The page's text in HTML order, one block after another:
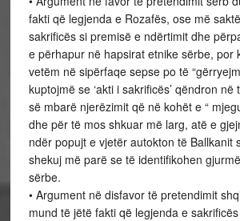
fakti që legjenda e Rozafës, ose më
sakrificës si premisë e ndërtimit dhe
e përhapur në hapsirat etnike sërbe, por
vetëm në sipërfaqe sepse po të
kuptojmë se ‘akti i sakrificës’ qëndron
së mbarë njerëzimit që në kohët e “
dhe për të mos shkuar më larg, atë e
ndër popujt e vjetër autokton të Ballkanit
shekuj më parë se të identifikohen
sërbe.
• Argument në disfavor të pretendimit
mund të jëtë fakti që legjenda e